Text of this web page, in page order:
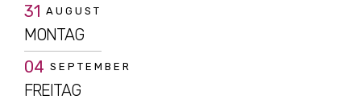
31 AUGUST
MONTAG
04 SEPTEMBER
FREITAG